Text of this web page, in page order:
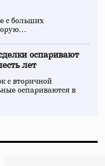
с больших
оспаривают
лет
с вторичной
оспариваются в